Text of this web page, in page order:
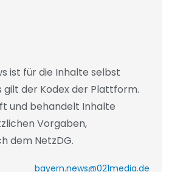
ist für die Inhalte selbst
gilt der Kodex der Plattform.
und behandelt Inhalte
Vorgaben,
dem NetzDG.
bayern.news@021media.de